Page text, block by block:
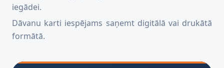
iegādei.
Dāvanu karti iespējams saņemt digitālā vai drukātā
formātā.